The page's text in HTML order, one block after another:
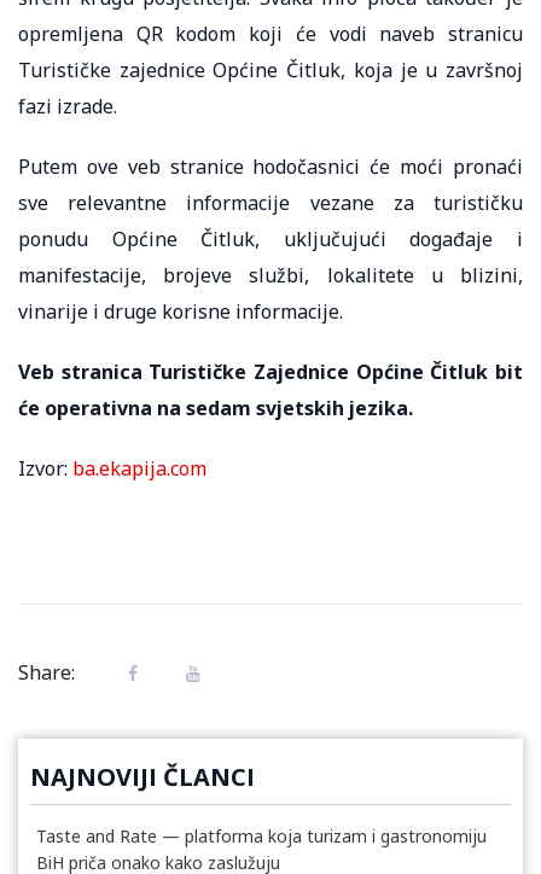
opremljena QR kodom koji će vodi naveb stranicu
Turističke zajednice Općine Čitluk, koja je u završnoj
fazi izrade.
Putem ove veb stranice hodočasnici će moći pronaći
sve relevantne informacije vezane za turističku
ponudu Općine Čitluk, uključujući događaje i
manifestacije, brojeve službi, lokalitete u blizini,
vinarije i druge korisne informacije.
Veb stranica Turističke Zajednice Općine Čitluk bit
će operativna na sedam svjetskih jezika.
Izvor: ba.ekapija.com
Share:
NAJNOVIJI ČLANCI
Taste and Rate — platforma koja turizam i gastronomiju
BiH priča onako kako zaslužuju